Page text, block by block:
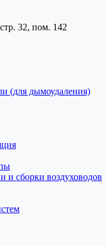
32, пом. 142
(для дымоудаления)
и сборки воздуховодов